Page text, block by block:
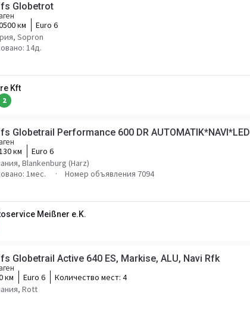
Globetrot
км
Euro 6
Sopron
14д.
Kft
2
Globetrail Performance 600 DR AUTOMATIK*NAVI*LED
км
Euro 6
Blankenburg (Harz)
1мес.
Номер объявления 7094
Meißner e.K.
Globetrail Active 640 ES, Markise, ALU, Navi Rfk
км Euro 6 Количество мест: 4
Rott